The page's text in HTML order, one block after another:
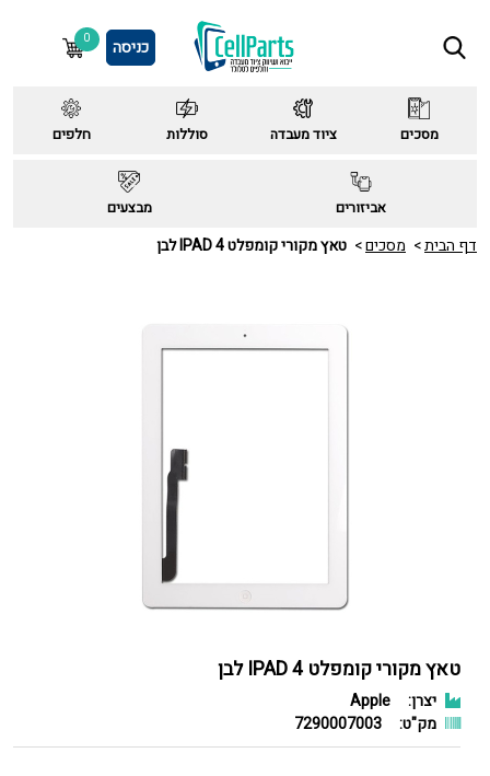
כניסה 0
מסכים ציוד מעבדה סוללות חלפים
אביזורים מבצעים
דף הבית מסכים טאץ מקורי קומפלט IPAD 4 לבן
טאץ מקורי קומפלט IPAD 4 לבן
יצרן:
Apple
מק"ט:
7290007003